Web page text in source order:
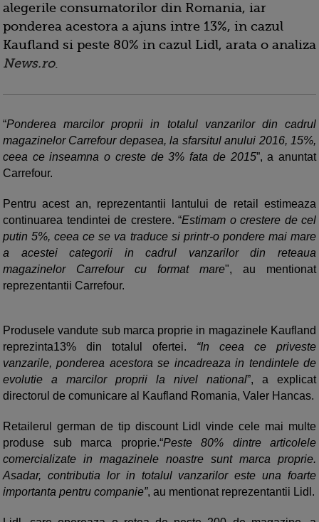
alegerile consumatorilor din Romania, iar
ponderea acestora a ajuns intre 13%, in cazul
Kaufland si peste 80% in cazul Lidl, arata o analiza
News.ro.
“Ponderea marcilor proprii in totalul vanzarilor din cadrul
magazinelor Carrefour depasea, la sfarsitul anului 2016, 15%,
ceea ce inseamna o creste de 3% fata de 2015”, a anuntat
Carrefour.
Pentru acest an, reprezentantii lantului de retail estimeaza
continuarea tendintei de crestere. “Estimam o crestere de cel
putin 5%, ceea ce se va traduce si printr-o pondere mai mare
a acestei categorii in cadrul vanzarilor din reteaua
magazinelor Carrefour cu format mare", au mentionat
reprezentantii Carrefour.
Produsele vandute sub marca proprie in magazinele Kaufland
reprezinta13% din totalul ofertei. “In ceea ce priveste
vanzarile, ponderea acestora se incadreaza in tendintele de
evolutie a marcilor proprii la nivel national”, a explicat
directorul de comunicare al Kaufland Romania, Valer Hancas.
Retailerul german de tip discount Lidl vinde cele mai multe
produse sub marca proprie.“Peste 80% dintre articolele
comercializate in magazinele noastre sunt marca proprie.
Asadar, contributia lor in totalul vanzarilor este una foarte
importanta pentru companie”, au mentionat reprezentantii Lidl.